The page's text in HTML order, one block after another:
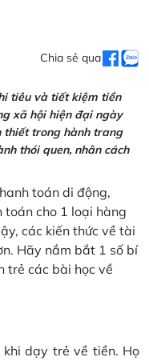
Chia sẻ qua
tiêu và tiết kiệm tiền
xã hội hiện đại ngày
thiết trong hành trang
thói quen, nhân cách
toán di động,
toán cho 1 loại hàng
các kiến thức về tài
Hãy nắm bắt 1 số bí
trẻ các bài học về
dạy trẻ về tiền. Họ